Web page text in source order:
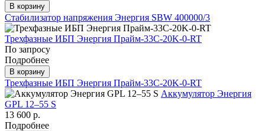
В корзину
Стабилизатор напряжения Энергия SBW 400000/3
Трехфазные ИБП Энергия Прайм-33C-20K-0-RT
По запросу
Подробнее
В корзину
Трехфазные ИБП Энергия Прайм-33C-20K-0-RT
Аккумулятор Энергия
GPL 12–55 S
13 600 р.
Подробнее